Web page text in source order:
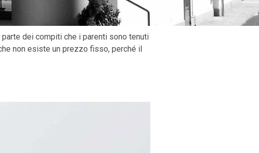
dei compiti che i parenti sono tenuti
non esiste un prezzo fisso, perché il